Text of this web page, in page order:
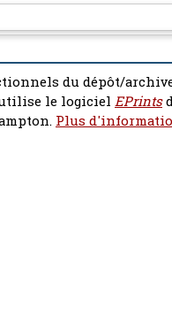
du dépôt/
le logiciel EPrints
Plus